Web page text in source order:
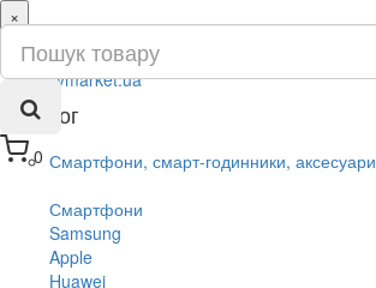
0
×
ru
ua
Каталог
Смартфони, смарт-годинники, аксесуари
Смартфони
Samsung
Apple
Huawei